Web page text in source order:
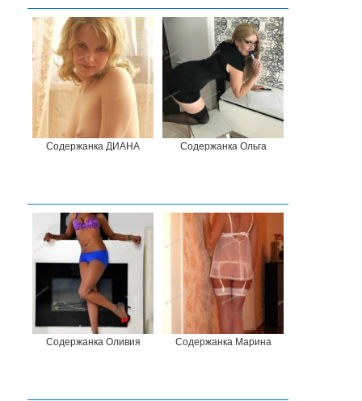
Содержанка ДИАНА Содержанка Ольга
Содержанка Оливия Содержанка Марина